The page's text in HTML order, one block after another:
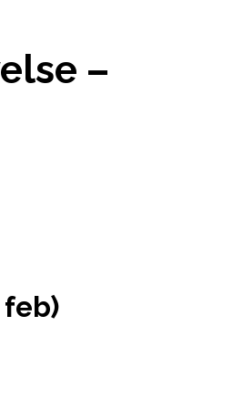
–